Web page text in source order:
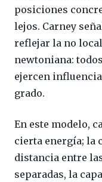
posiciones
lejos. Carney
reflejar la no
newtoniana:
ejercen
grado.
En este modelo,
cierta energía; la
distancia entre
separadas, la